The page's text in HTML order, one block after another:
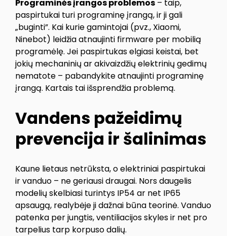
Programinės įrangos problemos – taip,
paspirtukai turi programinę įrangą, ir ji gali
„buginti”. Kai kurie gamintojai (pvz., Xiaomi,
Ninebot) leidžia atnaujinti firmware per mobilią
programėlę. Jei paspirtukas elgiasi keistai, bet
jokių mechaninių ar akivaizdžių elektrinių gedimų
nematote – pabandykite atnaujinti programinę
įrangą. Kartais tai išsprendžia problemą.
Vandens pažeidimų
prevencija ir šalinimas
Kaune lietaus netrūksta, o elektriniai paspirtukai
ir vanduo – ne geriausi draugai. Nors daugelis
modelių skelbiasi turintys IP54 ar net IP65
apsaugą, realybėje ji dažnai būna teorinė. Vanduo
patenka per jungtis, ventiliacijos skyles ir net pro
tarpelius tarp korpuso dalių.